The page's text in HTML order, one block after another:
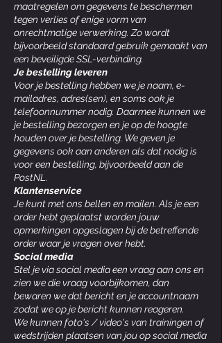
maatregelen om gegevens te beschermen
tegen verlies of enige vorm van
onrechtmatige verwerking. Zo wordt
bijvoorbeeld standaard gebruik gemaakt van
een beveiligde SSL-verbinding.
Je bestelling leveren
Voor je bestelling hebben we je naam, e-
mailadres, adres(sen), en soms ook je
telefoonnummer nodig. Daarmee kunnen we
je bestelling bezorgen en je op de hoogte
houden over je bestelling. We geven je
gegevens ook aan anderen als dat nodig is
voor een bestelling, bijvoorbeeld aan de
PostNL.
Klantenservice
Je kunt met ons bellen en mailen. Als je een
order hebt geplaatst worden jouw
opmerkingen opgeslagen bij de betreffende
order waar je vragen over hebt.
Social media
Stel je via social media een vraag aan ons en
zien we die vraag voorbijkomen, dan
bewaren we dat bericht en je accountnaam
zodat we op je bericht kunnen reageren.
We kunnen foto's / video's van trainingen of
wedstrijden plaatsen van jou op social media